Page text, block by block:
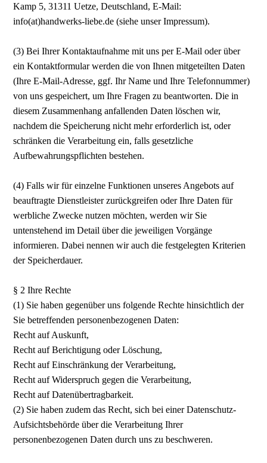
Kamp 5, 31311 Uetze, Deutschland, E-Mail:
info(at)handwerks-liebe.de (siehe unser Impressum).
(3) Bei Ihrer Kontaktaufnahme mit uns per E-Mail oder über
ein Kontaktformular werden die von Ihnen mitgeteilten Daten
(Ihre E-Mail-Adresse, ggf. Ihr Name und Ihre Telefonnummer)
von uns gespeichert, um Ihre Fragen zu beantworten. Die in
diesem Zusammenhang anfallenden Daten löschen wir,
nachdem die Speicherung nicht mehr erforderlich ist, oder
schränken die Verarbeitung ein, falls gesetzliche
Aufbewahrungspflichten bestehen.
(4) Falls wir für einzelne Funktionen unseres Angebots auf
beauftragte Dienstleister zurückgreifen oder Ihre Daten für
werbliche Zwecke nutzen möchten, werden wir Sie
untenstehend im Detail über die jeweiligen Vorgänge
informieren. Dabei nennen wir auch die festgelegten Kriterien
der Speicherdauer.
§ 2 Ihre Rechte
(1) Sie haben gegenüber uns folgende Rechte hinsichtlich der
Sie betreffenden personenbezogenen Daten:
Recht auf Auskunft,
Recht auf Berichtigung oder Löschung,
Recht auf Einschränkung der Verarbeitung,
Recht auf Widerspruch gegen die Verarbeitung,
Recht auf Datenübertragbarkeit.
(2) Sie haben zudem das Recht, sich bei einer Datenschutz-
Aufsichtsbehörde über die Verarbeitung Ihrer
personenbezogenen Daten durch uns zu beschweren.